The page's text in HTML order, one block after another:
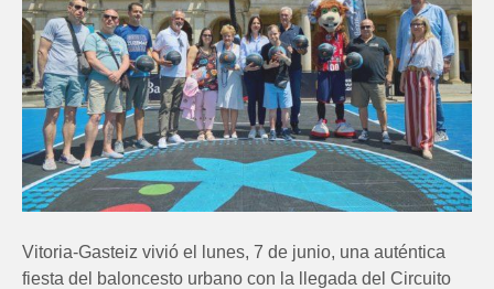
Vitoria-Gasteiz vivió el lunes, 7 de junio, una auténtica
fiesta del baloncesto urbano con la llegada del Circuito